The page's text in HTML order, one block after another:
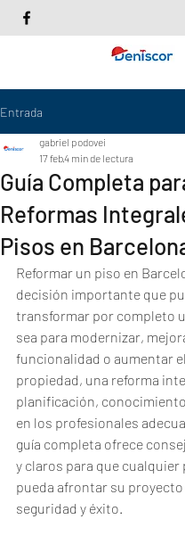
Entrada
Guía Completa
Reformas
Pisos en
gabriel podovei
17 feb4 min de lectura
Reformar un piso en
decisión importante que
transformar por completo
sea para modernizar,
funcionalidad o aumentar
propiedad, una reforma
planificación,
en los profesionales
guía completa ofrece
y claros para que
pueda afrontar su
seguridad y éxito.